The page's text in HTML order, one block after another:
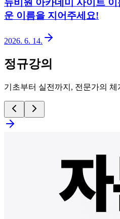
뉴비원 아카데미 사이트
운 이름을 지어주세요!
2026. 6. 14.
정규강의
기초부터 실전까지, 전문가의 체